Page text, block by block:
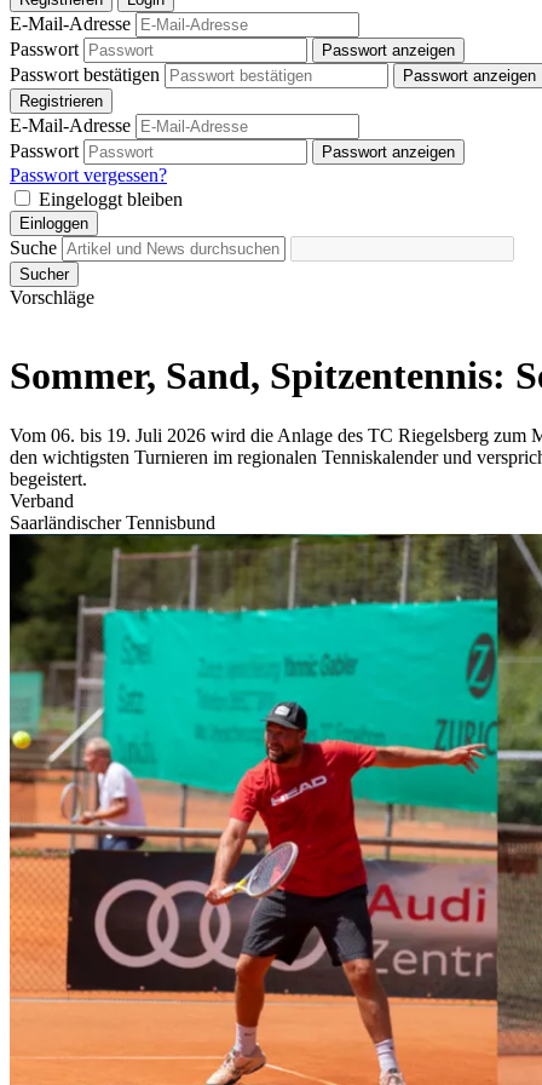
E-Mail-Adresse
Passwort
Passwort anzeigen
Passwort bestätigen
Passwort anzeigen
Registrieren
E-Mail-Adresse
Passwort
Passwort anzeigen
Passwort vergessen?
Eingeloggt bleiben
Einloggen
Suche
Sucher
Vorschläge
Sommer, Sand, Spitzentennis:
Vom 06. bis 19. Juli 2026 wird die Anlage des TC Riegelsberg zum
den wichtigsten Turnieren im regionalen Tenniskalender und
begeistert.
Verband
Saarländischer Tennisbund